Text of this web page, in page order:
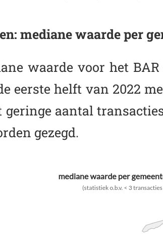
mediane waarde per
waarde voor het
eerste helft van 2022
geringe aantal
gezegd.